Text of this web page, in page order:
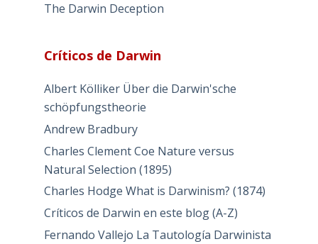
The Darwin Deception
Críticos de Darwin
Albert Kölliker Über die Darwin'sche
schöpfungstheorie
Andrew Bradbury
Charles Clement Coe Nature versus
Natural Selection (1895)
Charles Hodge What is Darwinism? (1874)
Críticos de Darwin en este blog (A-Z)
Fernando Vallejo La Tautología Darwinista